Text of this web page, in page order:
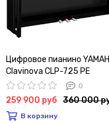
Цифровое пианино
Clavinova CLP-725 PE
0
259 900 руб 360 000
В корзину